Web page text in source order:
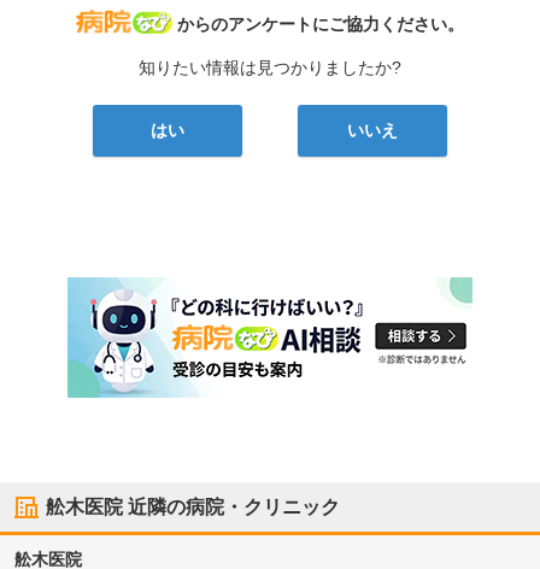
病院なび
からのアンケートにご協力ください。
知りたい情報は見つかりましたか?
はい いいえ
舩木医院近隣の病院・クリニック
舩木医院